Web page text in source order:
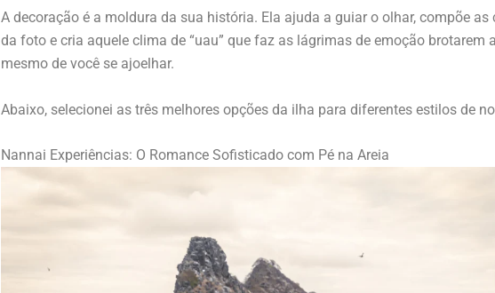
A decoração é a moldura da sua história. Ela ajuda a guiar o olhar, compõe as
da foto e cria aquele clima de “uau” que faz as lágrimas de emoção brotarem
mesmo de você se ajoelhar.
Abaixo, selecionei as três melhores opções da ilha para diferentes estilos de
Nannai Experiências: O Romance Sofisticado com Pé na Areia